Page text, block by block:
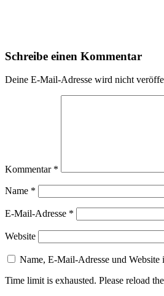
Schreibe einen Kommentar
Deine E-Mail-Adresse wird nicht
Kommentar *
Name *
E-Mail-Adresse *
Website
Name, E-Mail-Adresse und Website
Time limit is exhausted. Please reload